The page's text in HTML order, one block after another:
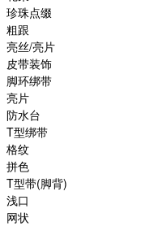
珍珠点缀
粗跟
亮丝/亮片
皮带装饰
脚环绑带
亮片
防水台
T型绑带
格纹
拼色
T型带(脚背)
浅口
网状